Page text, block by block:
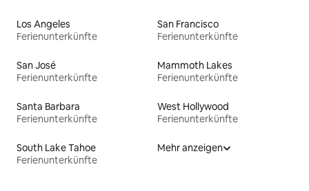
Los Angeles
Ferienunterkünfte
San Francisco
Ferienunterkünfte
San José
Ferienunterkünfte
Mammoth Lakes
Ferienunterkünfte
Santa Barbara
Ferienunterkünfte
West Hollywood
Ferienunterkünfte
South Lake Tahoe
Ferienunterkünfte
Mehr anzeigen